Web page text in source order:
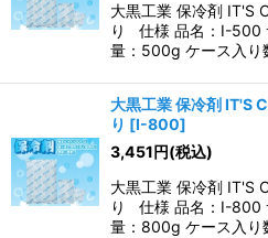
大黒工業 保冷剤 IT'S
り 仕様 品名：I-500
量：500g ケース入
大黒工業 保冷剤 IT'S
り [I-800]
3,451円(税込)
大黒工業 保冷剤 IT'S
り 仕様 品名：I-800
量：800g ケース入